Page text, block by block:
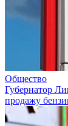
Общество
Губернатор
продажу